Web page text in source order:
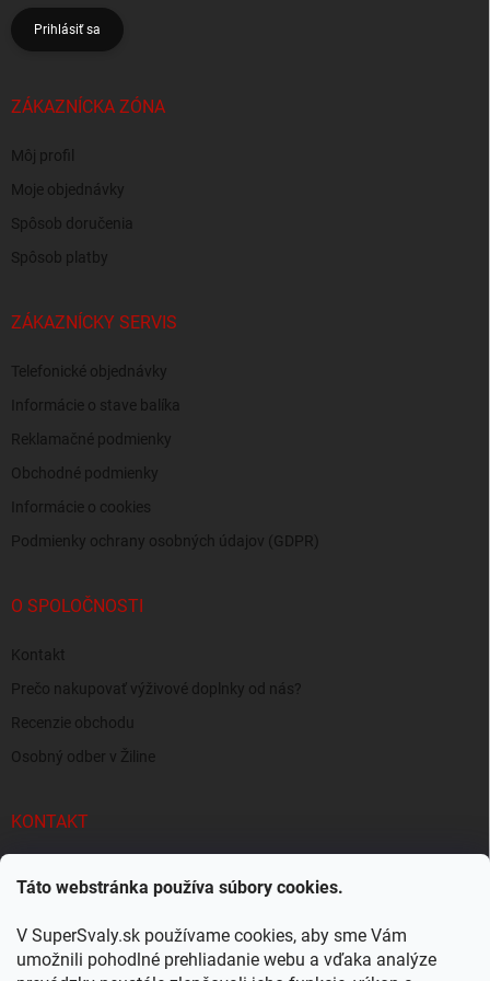
Táto webstránka používa súbory cookies.
V SuperSvaly.sk používame cookies, aby sme Vám
umožnili pohodlné prehliadanie webu a vďaka analýze
Prihlásiť sa
ZÁKAZNÍCKA ZÓNA
Môj profil
Moje objednávky
Spôsob doručenia
Spôsob platby
ZÁKAZNÍCKY SERVIS
Telefonické objednávky
Informácie o stave balíka
Reklamačné podmienky
Obchodné podmienky
Informácie o cookies
Podmienky ochrany osobných údajov (GDPR)
O SPOLOČNOSTI
Kontakt
Prečo nakupovať výživové doplnky od nás?
Recenzie obchodu
Osobný odber v Žiline
KONTAKT
SuperSvaly.sk - doplnky výživy